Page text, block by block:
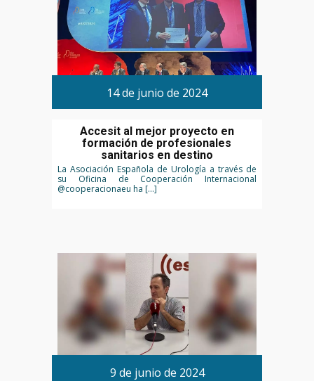
14 de junio de 2024
Accesit al mejor proyecto en
formación de profesionales
sanitarios en destino
La Asociación Española de Urología a través de
su Oficina de Cooperación Internacional
@cooperacionaeu ha […]
9 de junio de 2024